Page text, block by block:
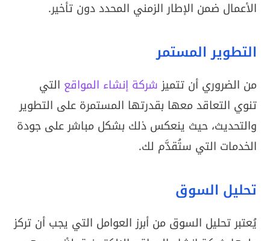
الأعمال ضمن الإطار الزمني المحدد دون تأخير.
التطوير المستمر
من الضروري أن تتميزشركة إنشاء المواقع التي
تنوي التعاقد معها بقدرتها المستمرة على التطوير
والتحديث، حيث ينعكس ذلك بشكل مباشر على جودة
الخدمات التي ستُقدَّم لك.
تحليل السوق
يُعتبر تحليل السوق من أبرز العوامل التي يجب أن تركز